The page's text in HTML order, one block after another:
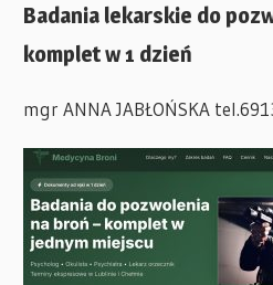
Badania lekarskie do
komplet w 1 dzień
mgr ANNA JABŁOŃSKA